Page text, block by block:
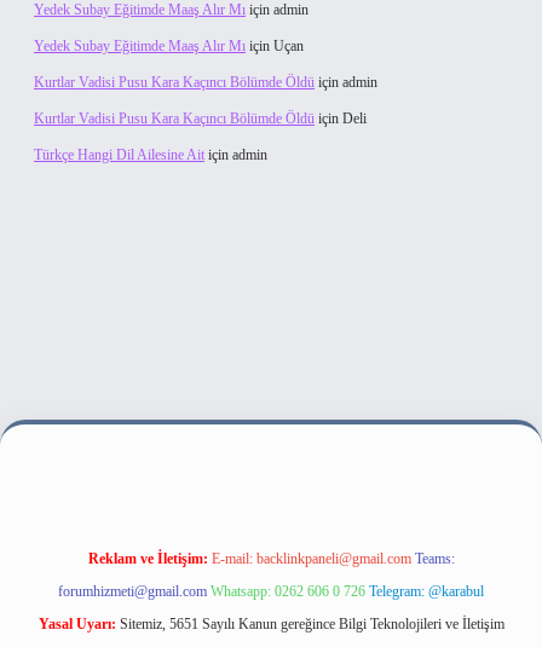
Yedek Subay Eğitimde Maaş Alır Mı için admin
Yedek Subay Eğitimde Maaş Alır Mı için Uçan
Kurtlar Vadisi Pusu Kara Kaçıncı Bölümde Öldü için admin
Kurtlar Vadisi Pusu Kara Kaçıncı Bölümde Öldü için Deli
Türkçe Hangi Dil Ailesine Ait için admin
bahis sitesi
Reklam ve İletişim: E-mail: backlinkpaneli@gmail.com Teams:
forumhizmeti@gmail.com Whatsapp: 0262 606 0 726 Telegram: @karabul
Yasal Uyarı: Sitemiz, 5651 Sayılı Kanun gereğince Bilgi Teknolojileri ve İletişim